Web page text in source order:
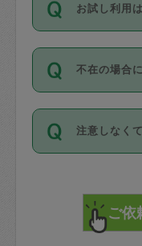
ールに記載
を依頼して
※テストセ
参考
【詳
す。
写真を撮り
詳細FAQ：
タスカジさ
可能です。
す。
1. 直前キャ
共通）
72時間を超
料が発生し
直前キャン
72時間前
お試し利用
「お試し利
せんが、「
とによって
まず、条件
みてくださ
その後、
不在の場合
不在の場合
が必要です
ジさんと依
てください
不在時に
注意しなく
で、必ず
れて依頼
けてくださ